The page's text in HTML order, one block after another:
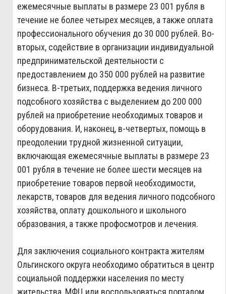
ежемесячные выплаты в размере 23 001 рубля в
течение не более четырех месяцев, а также оплата
профессионального обучения до 30 000 рублей. Во-
вторых, содействие в организации индивидуальной
предпринимательской деятельности с
предоставлением до 350 000 рублей на развитие
бизнеса. В-третьих, поддержка ведения личного
подсобного хозяйства с выделением до 200 000
рублей на приобретение необходимых товаров и
оборудования. И, наконец, в-четвертых, помощь в
преодолении трудной жизненной ситуации,
включающая ежемесячные выплаты в размере 23
001 рубля в течение не более шести месяцев на
приобретение товаров первой необходимости,
лекарств, товаров для ведения личного подсобного
хозяйства, оплату дошкольного и школьного
образования, а также профосмотров и лечения.
Для заключения социального контракта жителям
Ольгинского округа необходимо обратиться в центр
социальной поддержки населения по месту
жительства, МФЦ или воспользоваться порталом